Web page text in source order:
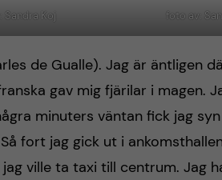
Sandra Koj foto av:
de Gualle). Jag är äntligen
gav mig fjärilar i magen.
minuters väntan fick jag
fort jag gick ut i
ville ta taxi till centrum. Jag